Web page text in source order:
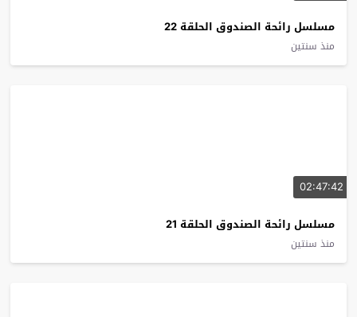
مسلسل رائحة الصندوق الحلقة 22
منذ سنتين
02:47:42
مسلسل رائحة الصندوق الحلقة 21
منذ سنتين